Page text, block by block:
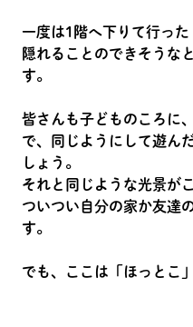
一度は1階へ下りて行っ
隠れることのできそうな
す。
皆さんも子どものころに
で、同じようにして遊ん
しょう。
それと同じような光景が
ついつい自分の家か友達
す。
でも、ここは「ほっとこ